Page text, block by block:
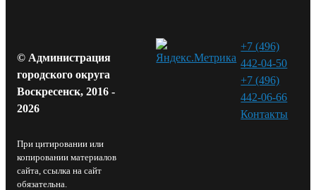
© Администрация
городского округа
Воскресенск, 2016 -
2026
При цитировании или
копировании материалов
сайта, ссылка на сайт
обязательна.
+7 (496)
442-04-50
+7 (496)
442-06-66
Контакты⁠